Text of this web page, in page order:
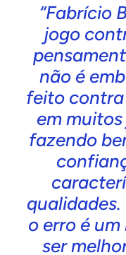
“Fabrício
jogo
não é
feito contra
em
fazendo
qualidades.
o erro é
ser